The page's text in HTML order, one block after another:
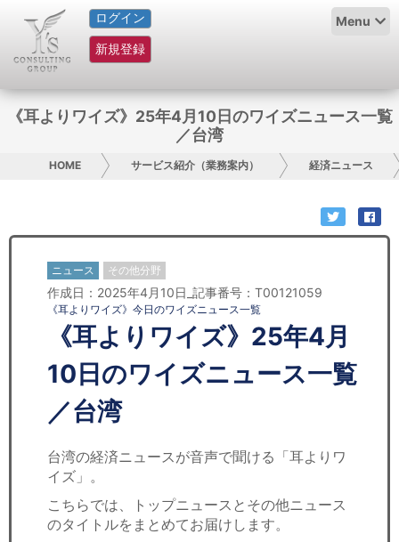
ログイン
新規登録
Menu
HOME
サービス紹介
お問い合わせ
日本人にPR
コンサルティング
リサーチ
セミナー
経済ニュース
ＩＴ
《耳よりワイズ》25年4月10日のワイズニュース一覧
／台湾
HOME サービス紹介（業務案内） 経済ニュース
ニュース その他分野
作成日：2025年4月10日_記事番号：T00121059
《耳よりワイズ》今日のワイズニュース一覧
《耳よりワイズ》25年4月
10日のワイズニュース一覧
／台湾
台湾の経済ニュースが音声で聞ける「耳よりワ
イズ」。
こちらでは、トップニュースとその他ニュース
のタイトルをまとめてお届けします。